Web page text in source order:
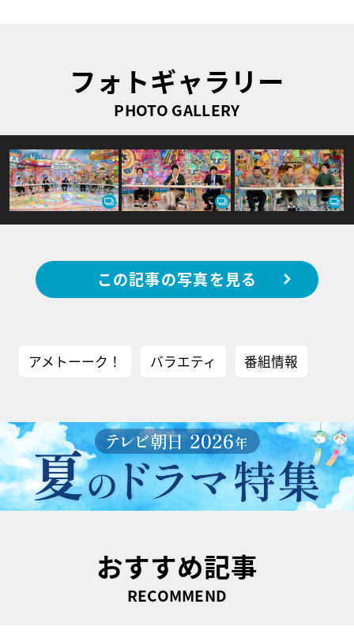
フォトギャラリー
PHOTO GALLERY
この記事の写真を見る
アメトーーク！ バラエティ 番組情報
おすすめ記事
RECOMMEND